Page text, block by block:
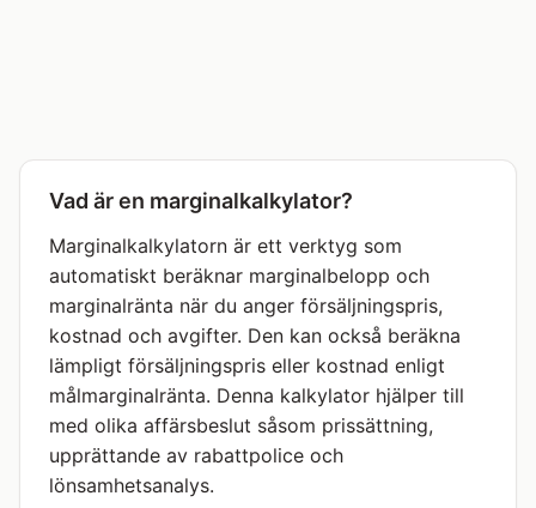
Vad är en marginalkalkylator?
Marginalkalkylatorn är ett verktyg som
automatiskt beräknar marginalbelopp och
marginalränta när du anger försäljningspris,
kostnad och avgifter. Den kan också beräkna
lämpligt försäljningspris eller kostnad enligt
målmarginalränta. Denna kalkylator hjälper till
med olika affärsbeslut såsom prissättning,
upprättande av rabattpolice och
lönsamhetsanalys.